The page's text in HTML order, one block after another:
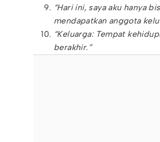
“Hari ini, saya aku hanya
mendapatkan anggota
“Keluarga: Tempat
berakhir.”